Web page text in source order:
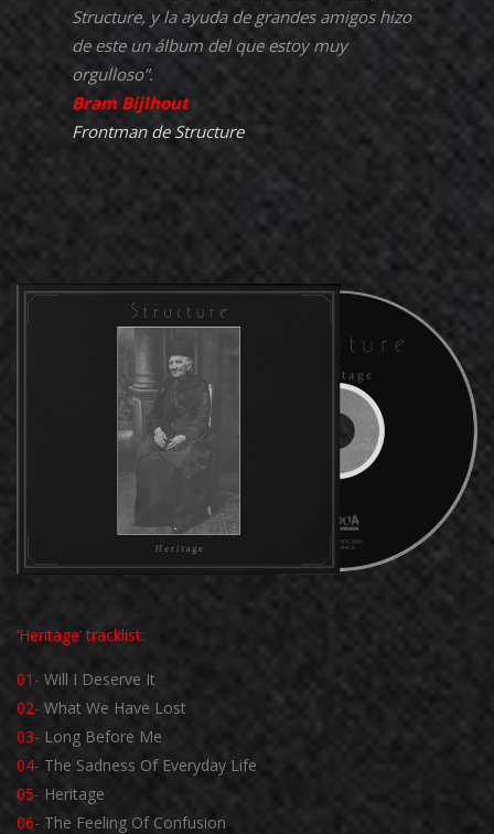
Structure, y la ayuda de grandes amigos hizo
de este un álbum del que estoy muy
orgulloso”.
Bram Bijlhout
Frontman de Structure
‘Heritage’ tracklist:
01- Will I Deserve It
02- What We Have Lost
03- Long Before Me
04- The Sadness Of Everyday Life
05- Heritage
06- The Feeling Of Confusion